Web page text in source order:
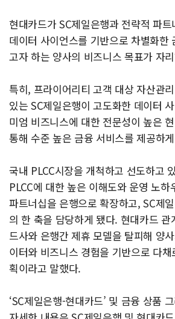
현대카드가 SC제일은행과 전략적 파
데이터 사이언스를 기반으로 차별화한
고자 하는 양사의 비즈니스 목표가 자
특히, 프라이어리티 고객 대상 자산관
있는 SC제일은행이 고도화한 데이터
미엄 비즈니스에 대한 전문성이 높은
통해 수준 높은 금융 서비스를 제공하
국내 PLCC시장을 개척하고 선도하고
PLCC에 대한 높은 이해도와 운영 노하
파트너십을 은행으로 확장하고, SC제
의 한 축을 담당하게 됐다. 현대카드 관
드사와 은행간 제휴 모델을 탈피해 양
이터와 비즈니스 경험을 기반으로 다
획이라고 말했다.
‘SC제일은행-현대카드’ 및 금융 상품